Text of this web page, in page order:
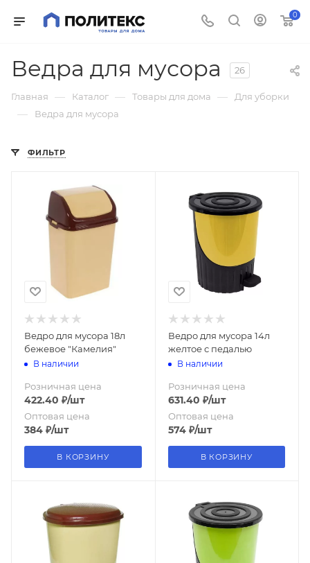
0
Ведра для мусора 26
Главная — Каталог — Товары для дома — Для уборки
— Ведра для мусора
ФИЛЬТР
Ведро для мусора 18л
бежевое "Камелия"
В наличии
Розничная цена
422.40 ₽/шт
Оптовая цена
384 ₽/шт
В КОРЗИНУ
Ведро для мусора 14л
желтое с педалью
В наличии
Розничная цена
631.40 ₽/шт
Оптовая цена
574₽/шт
В КОРЗИНУ